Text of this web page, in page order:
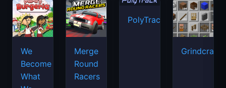
We
Become
What
Merge
Round
Racers
PolyTrack
Grindcraft